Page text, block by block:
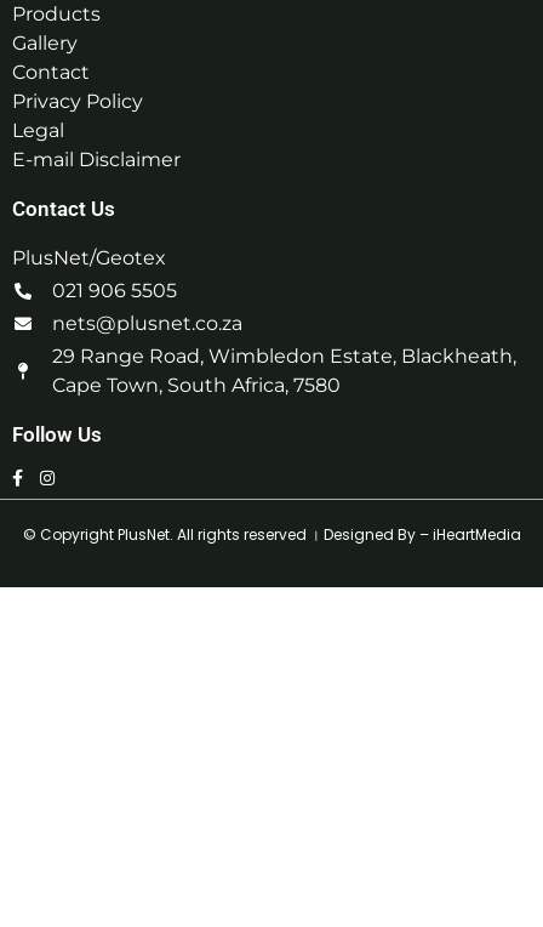
Products
Gallery
Contact
Privacy Policy
Legal
E-mail Disclaimer
Contact Us
PlusNet/Geotex
021 906 5505
nets@plusnet.co.za
29 Range Road, Wimbledon Estate, Blackheath,
Cape Town, South Africa, 7580
Follow Us
© CopyrightPlusNet. All rights reserved । Designed By –iHeartMedia